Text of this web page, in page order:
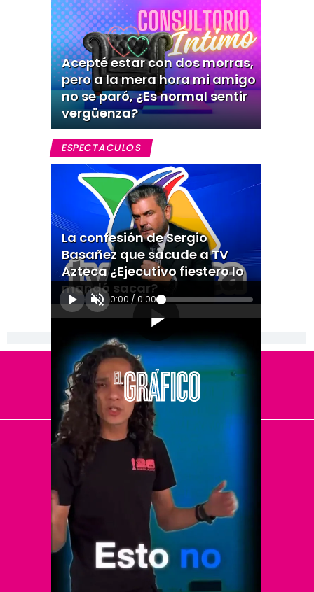
Acepté estar con dos morras,
pero a la mera hora mi amigo
no se paró, ¿Es normal sentir
vergüenza?
ESPECTACULOS
La confesión de Sergio
Basañez que sacude a TV
Azteca ¿Ejecutivo fiestero lo
mandó sacar?
0:00 / 0:00
[Publicidad]
El Universal
Vive USA
Clase
De 10 sports
DeDinero